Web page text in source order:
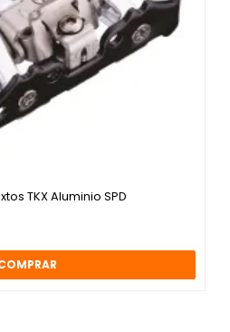
TKX Aluminio SPD